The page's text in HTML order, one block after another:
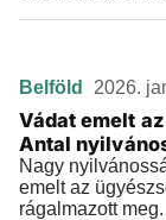
Belföld 2026.
Vádat emelt
Antal
Nagy
emelt az
rágalmazott meg.